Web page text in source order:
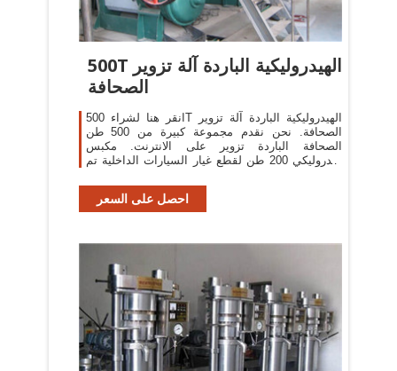
500T الهيدروليكية الباردة آلة تزوير
الصحافة
انقر هنا لشراء 500T الهيدروليكية الباردة آلة تزوير
الصحافة. نحن نقدم مجموعة كبيرة من 500 طن
الصحافة الباردة تزوير على الانترنت. مكبس
هيدروليكي 200 طن لقطع غيار السيارات الداخلية تم
احصل على السعر